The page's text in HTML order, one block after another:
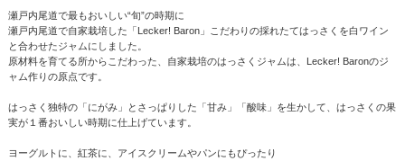
瀬戸内尾道で最もおいしい“旬”の時期に
瀬戸内尾道で自家栽培した「Lecker! Baron」こだわりの採れたてはっさくを白ワイン
と合わせたジャムにしました。
原材料を育てる所からこだわった、自家栽培のはっさくジャムは、Lecker! Baronのジ
ャム作りの原点です。
はっさく独特の「にがみ」とさっぱりした「甘み」「酸味」を生かして、はっさくの果
実が１番おいしい時期に仕上げています。
ヨーグルトに、紅茶に、アイスクリームやパンにもぴったり